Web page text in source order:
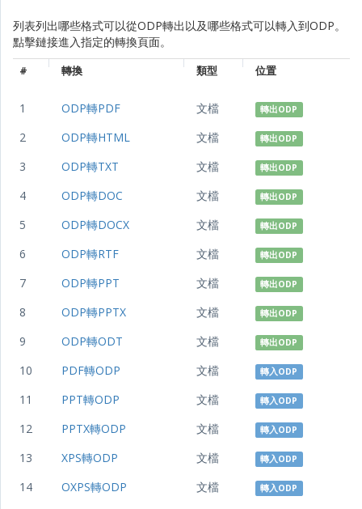
列表列出哪些格式可以從ODP轉出以及哪些格式可以轉入到ODP。
點擊鏈接進入指定的轉換頁面。
# 轉換 類型 位置
1 ODP轉PDF 文檔 轉出ODP
2 ODP轉HTML 文檔 轉出ODP
3 ODP轉TXT 文檔 轉出ODP
4 ODP轉DOC 文檔 轉出ODP
5 ODP轉DOCX 文檔 轉出ODP
6 ODP轉RTF 文檔 轉出ODP
7 ODP轉PPT 文檔 轉出ODP
8 ODP轉PPTX 文檔 轉出ODP
9 ODP轉ODT 文檔 轉出ODP
10 PDF轉ODP 文檔 轉入ODP
11 PPT轉ODP 文檔 轉入ODP
12 PPTX轉ODP 文檔 轉入ODP
13 XPS轉ODP 文檔 轉入ODP
14 OXPS轉ODP 文檔 轉入ODP